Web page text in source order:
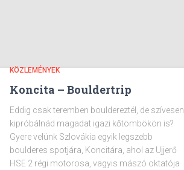
KÖZLEMÉNYEK
Koncita – Bouldertrip
Eddig csak teremben bouldereztél, de szívesen
kipróbálnád magadat igazi kőtömbökön is?
Gyere velünk Szlovákia egyik legszebb
boulderes spotjára, Koncitára, ahol az Ujjerő
HSE 2 régi motorosa, vagyis mászó oktatója